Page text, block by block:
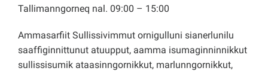
Tallimanngorneq nal. 09:00 – 15:00
Ammasarfiit Sullissivimmut ornigulluni sianerlunilu
saaffiginnittunut atuupput, aamma isumaginninnikkut
sullissisumik ataasinngornikkut, marlunngornikkut,